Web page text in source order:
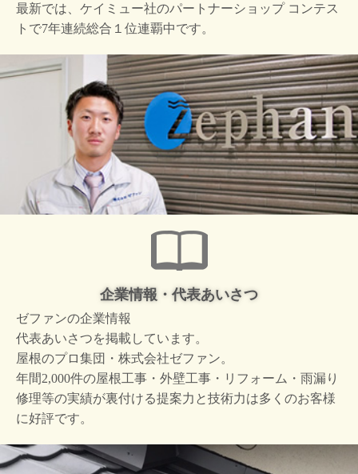
最新では、ケイミュー社のパートナーショップ コンテス
トで7年連続総合１位連覇中です。
企業情報・代表あいさつ
ゼファンの企業情報
代表あいさつを掲載しています。
屋根のプロ集団・株式会社ゼファン。
年間2,000件の屋根工事・外壁工事・リフォーム・雨漏り
修理等の実績が裏付ける提案力と技術力は多くのお客様
に好評です。